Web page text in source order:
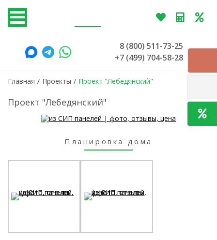
8 (800) 511-73-25
+7 (499) 704-58-28
Главная / Проекты / Проект "Лебедянский"
Проект "Лебедянский"
Планировка дома